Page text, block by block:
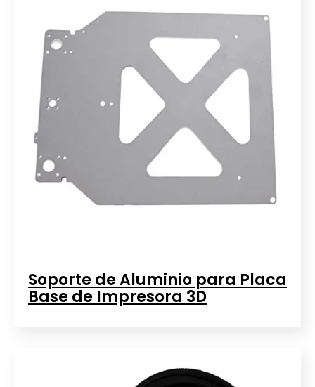
Soporte de Aluminio para Placa
Base de Impresora 3D